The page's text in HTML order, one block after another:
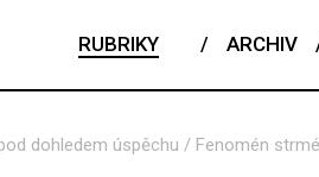
RUBRIKY / ARCHIV
dohledem úspěchu / Fenomén